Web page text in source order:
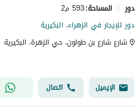
دور المساحة:593 م2
دور للإيجار في الزهراء، البكيرية
شارع شارع بن طولون، حي الزهرة، البكيرية
الإيميل اتصال